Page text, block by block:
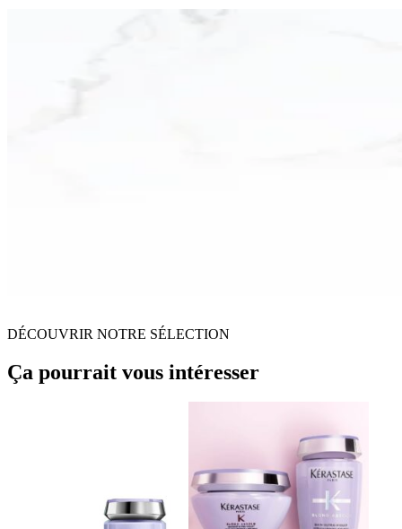
DÉCOUVRIR NOTRE SÉLECTION
Ça pourrait vous intéresser